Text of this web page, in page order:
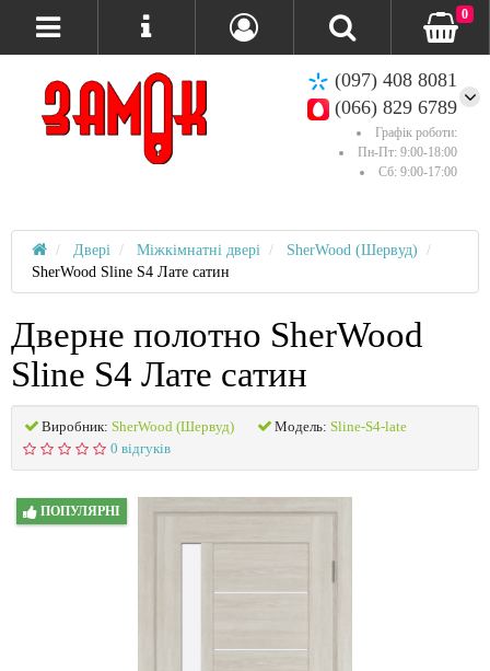
(097) 408 8081
(066) 829 6789
Графік роботи:
Пн-Пт: 9:00-18:00
Сб: 9:00-17:00
0
Двері Міжкімнатні двері
SherWood (Шервуд)
SherWood Sline S4 Лате сатин
Дверне полотно SherWood
Sline S4 Лате сатин
Виробник: SherWood (Шервуд) Модель: Sline-S4-late
0 відгуків
ПОПУЛЯРНІ